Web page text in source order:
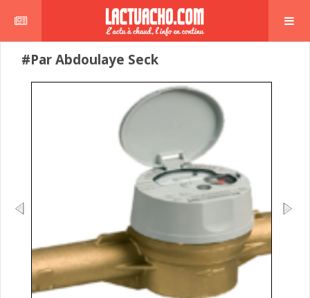
#Par Abdoulaye Seck